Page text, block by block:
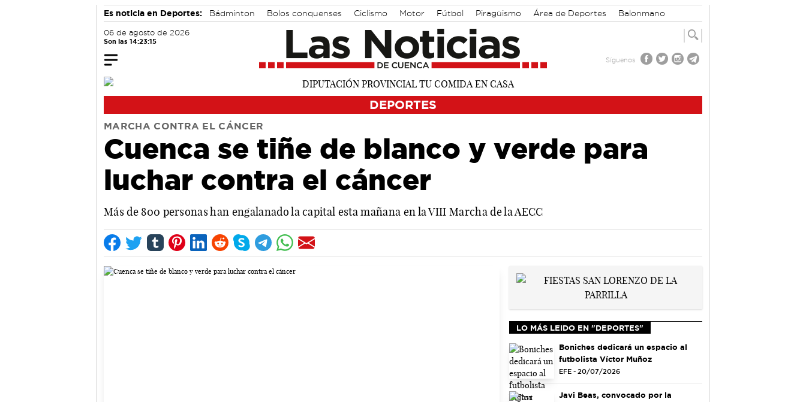
Es noticia en Deportes: Bádminton Bolos conquenses Ciclismo Motor Fútbol Piragüismo Área de Deportes Balonmano
06 de agosto de 2026
Son las 14:23:16
Síguenos
DEPORTES
MARCHA CONTRA EL CÁNCER
Cuenca se tiñe de blanco y verde para
luchar contra el cáncer
Más de 800 personas han engalanado la capital esta mañana en la VIII Marcha de la AECC
LO MÁS LEIDO EN "DEPORTES"
Boniches dedicará un espacio al
futbolista Víctor Muñoz
EFE - 20/07/2026
Javi Beas, convocado por la